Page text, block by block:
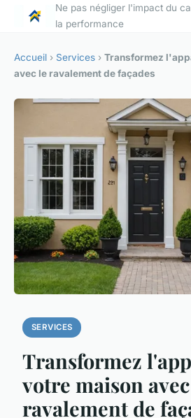
Ne pas négliger l'impact du
la performance
Accueil › Services › Transformez
avec le ravalement de façades
SERVICES
Transformez
votre maison
ravalement de